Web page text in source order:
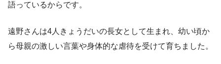
語っているからです。
遠野さんは4人きょうだいの長女として生まれ、幼い頃か
ら母親の激しい言葉や身体的な虐待を受けて育ちました。